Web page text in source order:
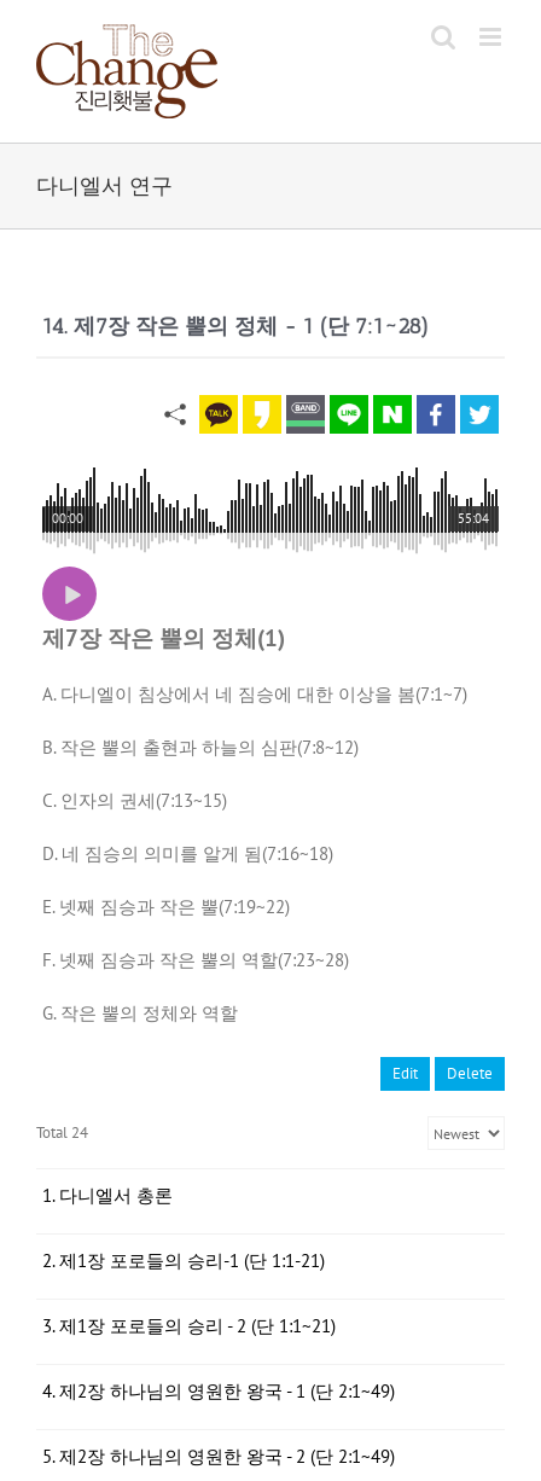
content
다니엘서 연구
14. 제7장 작은 뿔의 정체 - 1 (단 7:1~28)
55:04
00:00
제7장 작은 뿔의 정체(1)
A. 다니엘이 침상에서 네 짐승에 대한 이상을 봄(7:1~7)
B. 작은 뿔의 출현과 하늘의 심판(7:8~12)
C. 인자의 권세(7:13~15)
D. 네 짐승의 의미를 알게 됨(7:16~18)
E. 넷째 짐승과 작은 뿔(7:19~22)
F. 넷째 짐승과 작은 뿔의 역할(7:23~28)
G. 작은 뿔의 정체와 역할
Edit Delete
Total 24
1. 다니엘서 총론
2. 제1장 포로들의 승리-1 (단 1:1-21)
3. 제1장 포로들의 승리 - 2 (단 1:1~21)
4. 제2장 하나님의 영원한 왕국 - 1 (단 2:1~49)
5. 제2장 하나님의 영원한 왕국 - 2 (단 2:1~49)